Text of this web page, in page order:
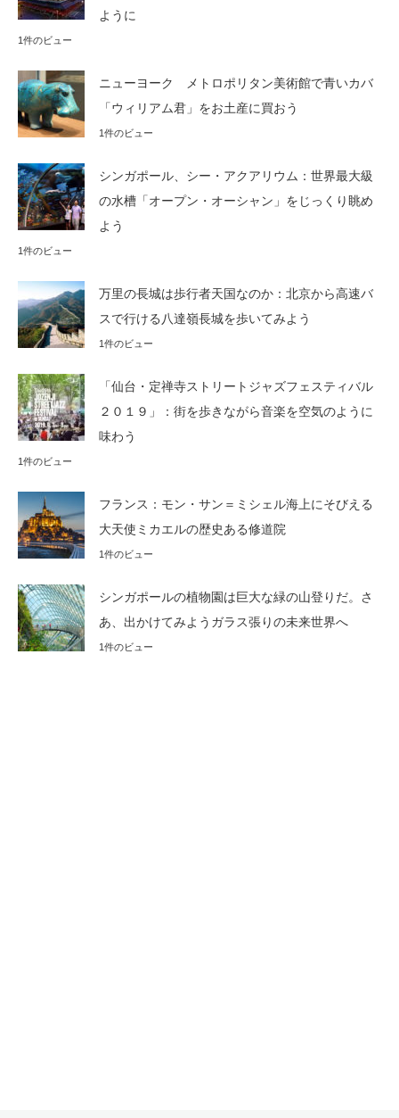
ように
1件のビュー
ニューヨーク メトロポリタン美術館で青いカバ
「ウィリアム君」をお土産に買おう
1件のビュー
シンガポール、シー・アクアリウム：世界最大級
の水槽「オープン・オーシャン」をじっくり眺め
よう
1件のビュー
万里の長城は歩行者天国なのか：北京から高速バ
スで行ける八達嶺長城を歩いてみよう
1件のビュー
「仙台・定禅寺ストリートジャズフェスティバル
２０１９」：街を歩きながら音楽を空気のように
味わう
1件のビュー
フランス：モン・サン＝ミシェル海上にそびえる
大天使ミカエルの歴史ある修道院
1件のビュー
シンガポールの植物園は巨大な緑の山登りだ。さ
あ、出かけてみようガラス張りの未来世界へ
1件のビュー